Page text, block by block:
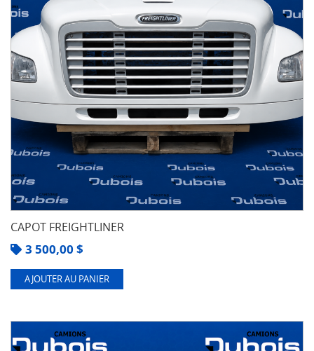
CAPOT FREIGHTLINER
3 500,00 $
AJOUTER AU PANIER